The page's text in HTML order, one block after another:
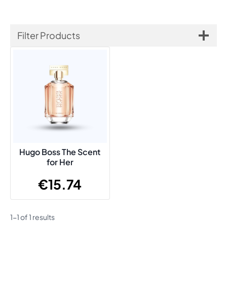
Filter Products
Hugo Boss The Scent
for Her
€15.74
1-1 of 1 results